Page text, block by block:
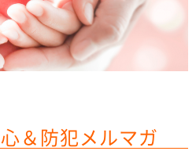
＆防犯メルマガ